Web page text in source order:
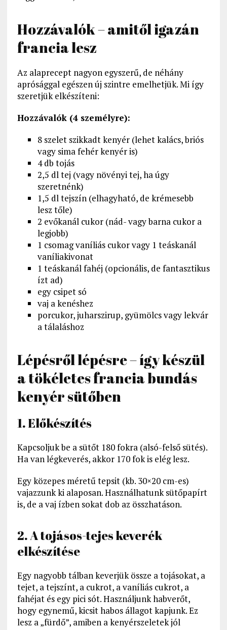
Hozzávalók – amitől igazán
francia lesz
Az alaprecept nagyon egyszerű, de néhány
aprósággal egészen új szintre emelhetjük. Mi így
szeretjük elkészíteni:
Hozzávalók (4 személyre):
8 szelet szikkadt kenyér (lehet kalács, briós
vagy sima fehér kenyér is)
4 db tojás
2,5 dl tej (vagy növényi tej, ha úgy
szeretnénk)
1,5 dl tejszín (elhagyható, de krémesebb
lesz tőle)
2 evőkanál cukor (nád- vagy barna cukor a
legjobb)
1 csomag vaníliás cukor vagy 1 teáskanál
vaníliakivonat
1 teáskanál fahéj (opcionális, de fantasztikus
ízt ad)
egy csipet só
vaj a kenéshez
porcukor, juharszirup, gyümölcs vagy lekvár
a tálaláshoz
Lépésről lépésre – így készül
a tökéletes francia bundás
kenyér sütőben
1. Előkészítés
Kapcsoljuk be a sütőt 180 fokra (alsó-felső sütés).
Ha van légkeverés, akkor 170 fok is elég lesz.
Egy közepes méretű tepsit (kb. 30×20 cm-es)
vajazzunk ki alaposan. Használhatunk sütőpapírt
is, de a vaj ízben sokat dob az összhatáson.
2. A tojásos-tejes keverék
elkészítése
Egy nagyobb tálban keverjük össze a tojásokat, a
tejet, a tejszínt, a cukrot, a vaníliás cukrot, a
fahéjat és egy pici sót. Használjunk habverőt,
hogy egynemű, kicsit habos állagot kapjunk. Ez
lesz a „fürdő”, amiben a kenyérszeletek jól